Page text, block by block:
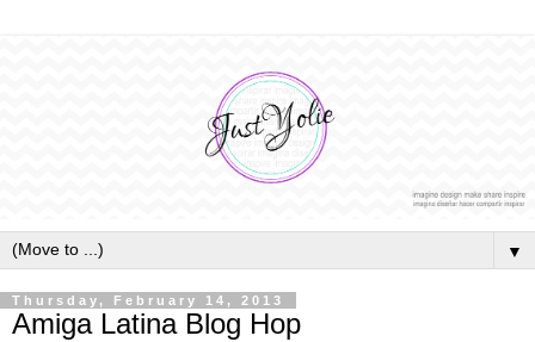
▼
Thursday, February 14, 2013
Amiga Latina Blog Hop